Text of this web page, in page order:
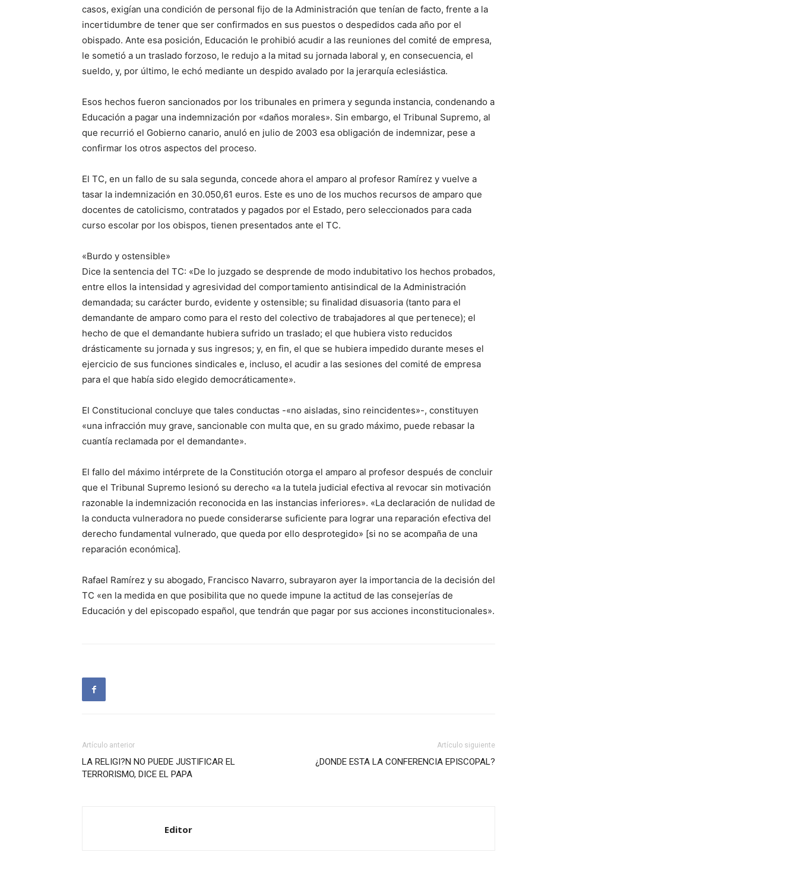
casos, exigían una condición de personal fijo de la Administración que tenían de facto, frente a la
incertidumbre de tener que ser confirmados en sus puestos o despedidos cada año por el
obispado. Ante esa posición, Educación le prohibió acudir a las reuniones del comité de empresa,
le sometió a un traslado forzoso, le redujo a la mitad su jornada laboral y, en consecuencia, el
sueldo, y, por último, le echó mediante un despido avalado por la jerarquía eclesiástica.
Esos hechos fueron sancionados por los tribunales en primera y segunda instancia, condenando a
Educación a pagar una indemnización por «daños morales». Sin embargo, el Tribunal Supremo, al
que recurrió el Gobierno canario, anuló en julio de 2003 esa obligación de indemnizar, pese a
confirmar los otros aspectos del proceso.
El TC, en un fallo de su sala segunda, concede ahora el amparo al profesor Ramírez y vuelve a
tasar la indemnización en 30.050,61 euros. Este es uno de los muchos recursos de amparo que
docentes de catolicismo, contratados y pagados por el Estado, pero seleccionados para cada
curso escolar por los obispos, tienen presentados ante el TC.
«Burdo y ostensible»
Dice la sentencia del TC: «De lo juzgado se desprende de modo indubitativo los hechos probados,
entre ellos la intensidad y agresividad del comportamiento antisindical de la Administración
demandada; su carácter burdo, evidente y ostensible; su finalidad disuasoria (tanto para el
demandante de amparo como para el resto del colectivo de trabajadores al que pertenece); el
hecho de que el demandante hubiera sufrido un traslado; el que hubiera visto reducidos
drásticamente su jornada y sus ingresos; y, en fin, el que se hubiera impedido durante meses el
ejercicio de sus funciones sindicales e, incluso, el acudir a las sesiones del comité de empresa
para el que había sido elegido democráticamente».
El Constitucional concluye que tales conductas -«no aisladas, sino reincidentes»-, constituyen
«una infracción muy grave, sancionable con multa que, en su grado máximo, puede rebasar la
cuantía reclamada por el demandante».
El fallo del máximo intérprete de la Constitución otorga el amparo al profesor después de concluir
que el Tribunal Supremo lesionó su derecho «a la tutela judicial efectiva al revocar sin motivación
razonable la indemnización reconocida en las instancias inferiores». «La declaración de nulidad de
la conducta vulneradora no puede considerarse suficiente para lograr una reparación efectiva del
derecho fundamental vulnerado, que queda por ello desprotegido» [si no se acompaña de una
reparación económica].
Rafael Ramírez y su abogado, Francisco Navarro, subrayaron ayer la importancia de la decisión del
TC «en la medida en que posibilita que no quede impune la actitud de las consejerías de
Educación y del episcopado español, que tendrán que pagar por sus acciones inconstitucionales».
Artículo anterior
LA RELIGI?N NO PUEDE JUSTIFICAR EL
TERRORISMO, DICE EL PAPA
Artículo siguiente
¿DONDE ESTA LA CONFERENCIA EPISCOPAL?
Editor